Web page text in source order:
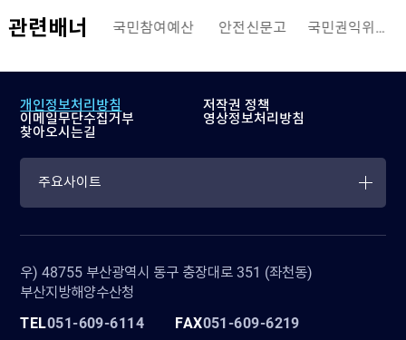
관련배너
정부민원안내 국민참여예산 안전신문고 국민권익위원회
개인정보처리방침
저작권 정책
이메일무단수집거부
영상정보처리방침
찾아오시는길
주요사이트
우) 48755 부산광역시 동구 충장대로 351 (좌천동)
부산지방해양수산청
TEL051-609-6114 FAX051-609-6219